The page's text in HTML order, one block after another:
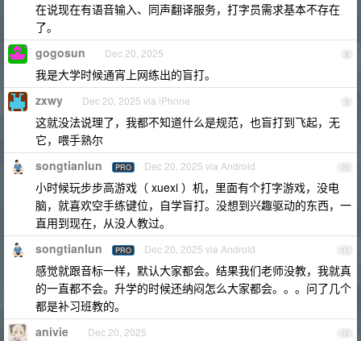
在说现在有语音输入、同声翻译服务，打字员需求基本不存在
了。
8
gogosun Dec 20, 2025
我是大学时候通宵上网练出的盲打。
9
zxwy Dec 20, 2025 via iPhone
这就没法说理了，我都不知道什么是规范，也盲打到飞起，无
它，喂手熟尔
10
songtianlun PRO Dec 20, 2025 via Android
小时候玩步步高游戏（ xuexi ）机，里面有个打字游戏，没电
脑，就喜欢空手练键位，自学盲打。没想到兴趣驱动的东西，一
直用到现在，从没人教过。
11
songtianlun PRO Dec 20, 2025 via Android
感觉就跟音标一样，默认大家都会。结果我们老师没教，我就真
的一直都不会。升学的时候还纳闷怎么大家都会。。。问了几个
都是补习班教的。
12
anivie Dec 20, 2025